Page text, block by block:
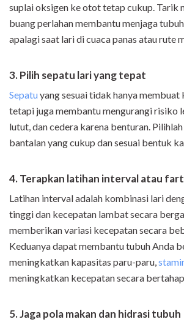
suplai oksigen ke otot tetap cukup. Tarik
buang perlahan membantu menjaga
apalagi saat lari di cuaca panas atau rute
3. Pilih sepatu lari yang tepat
Sepatuyang sesuai tidak hanya membuat
tetapi juga membantu mengurangi risiko
lutut, dan cedera karena benturan.
bantalan yang cukup dan sesuai bentuk
4. Terapkan latihan interval atau
Latihan interval adalah kombinasi lari
tinggi dan kecepatan lambat secara
memberikan variasi kecepatan secara
Keduanya dapat membantu tubuh Anda
meningkatkan kapasitas paru-paru,
meningkatkan kecepatan secara bertahap.
5. Jaga pola makan dan hidrasi tubuh